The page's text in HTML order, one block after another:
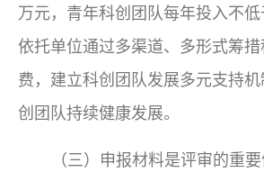
万元， 青年科创团队每年投入不
依托单位通过多渠道、多形式筹
费，建立科创团队发展多元支持
创团队持续健康发展。
（三）申报材料是评审的重